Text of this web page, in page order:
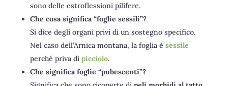
sono delle estroflessioni pilifere.
Che cosa significa “foglie sessili”?
Si dice degli organi privi di un sostegno specifico.
Nel caso dell’Arnica montana, la foglia è sessile
perché priva di picciolo.
Che significa foglie “pubescenti”?